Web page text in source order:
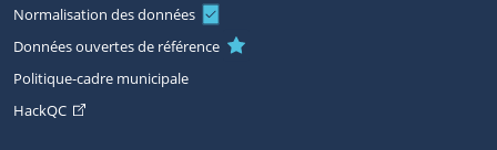
Normalisation des données
Données ouvertes de référence
Politique-cadre municipale
HackQC